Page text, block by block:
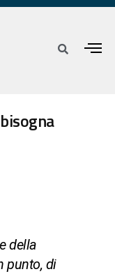
della
punto, di